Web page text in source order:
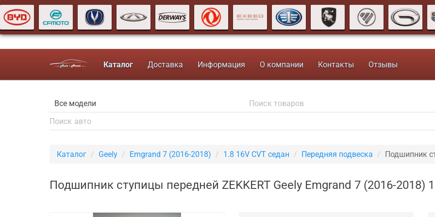
Каталог Доставка Информация О компании Контакты Отзывы
Каталог Geely Emgrand 7 (2016-2018) 1.8 16V CVT седан Передняя подвеска Подшипник
Подшипник ступицы передней ZEKKERT Geely Emgrand 7 (2016-2018)